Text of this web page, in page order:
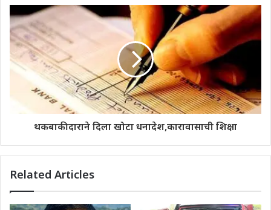
थकबाकीदाराने दिला खोटा धनादेश,कारावासाची शिक्षा
Related Articles